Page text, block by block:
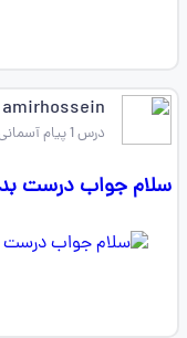
amirhossein
درس 1 پیام آسمانی نهم
سلام جواب درست